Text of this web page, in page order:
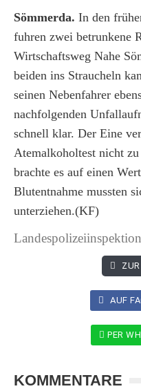
Sömmerda. In den
fuhren zwei betrunkene
Wirtschaftsweg Nahe
beiden ins Straucheln
seinen Nebenfahrer
nachfolgenden
schnell klar. Der Eine
Atemalkoholtest nicht
brachte es auf einen
Blutentnahme mussten
unterziehen.(KF)
AUF
PER
KOMMENTARE